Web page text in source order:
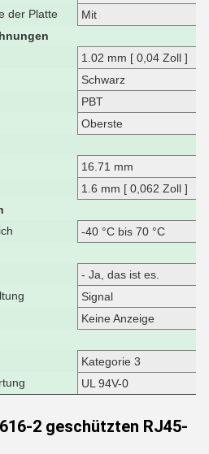
der Platte
Mit
1.02 mm [ 0,04 Zoll ]
Schwarz
PBT
Oberste
16.71 mm
1.6 mm [ 0,062 Zoll ]
-40 °C bis 70 °C
- Ja, das ist es.
Signal
Keine Anzeige
Kategorie 3
UL 94V-0
2 geschützten RJ45-